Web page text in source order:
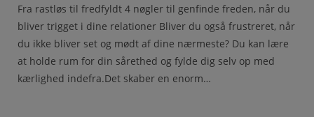
Fra rastløs til fredfyldt 4 nøgler til genfinde freden, når du
bliver trigget i dine relationer Bliver du også frustreret, når
du ikke bliver set og mødt af dine nærmeste? Du kan lære
at holde rum for din sårethed og fylde dig selv op med
kærlighed indefra.Det skaber en enorm…